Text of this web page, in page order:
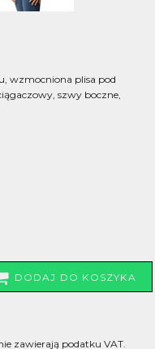
wzmocniona plisa pod
szwy boczne,
DODAJ DO KOSZYKA
zawierają podatku VAT.